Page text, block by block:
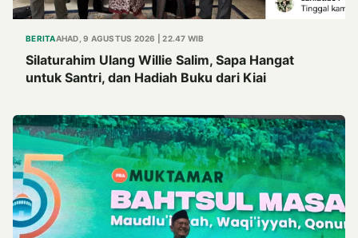
BERITAAHAD, 9 AGUSTUS 2026 | 22.47 WIB
Silaturahim Ulang Willie Salim, Sapa Hangat
untuk Santri, dan Hadiah Buku dari Kiai